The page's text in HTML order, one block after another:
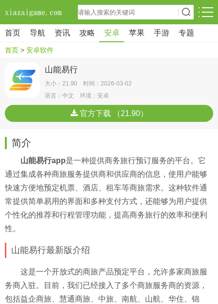
首页 导航 资讯 攻略 安卓 苹果 手游 专题
首页 > 安卓软件
山能易行
大小：21.90 时间：2026-03-02
语言：中文 环境：安卓
官方下载 （21.90）
简介
山能易行app是一种提供商务旅行预订服务的平台。它
通过集成各种商旅服务提供商和供应商的信息，使用户能够
快速方便地预定机票、酒店、租车等商旅需求。这种软件通
常提供简单易用的界面和多种支付方式，还能够为用户提供
个性化的推荐和行程管理功能，提高商务旅行的效率和便利
性。
山能易行最新版介绍
这是一个开放式的商旅产品预定平台，允许多家商旅服
务商入驻。目前，我们已经接入了多个商旅服务商的资源，
包括益企商旅、慧通商旅、中旅、南航、山航、华住、锦